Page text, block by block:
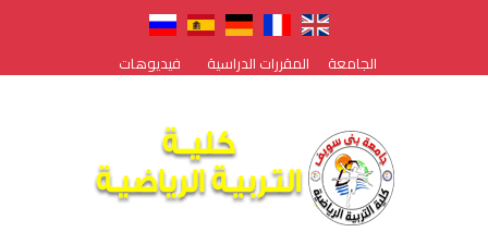
الجامعة المقررات الدراسية فيديوهات